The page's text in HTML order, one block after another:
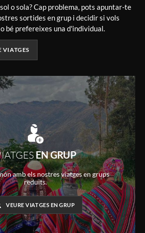
o sola? Cap problema, pots apuntar-te
sortides en grup i decidir si vols
bé prefereixes una d'individual.
VIATGES
EN GRUP
amb els nostres viatges en grups
reduïts.
VEURE VIATGES EN GRUP